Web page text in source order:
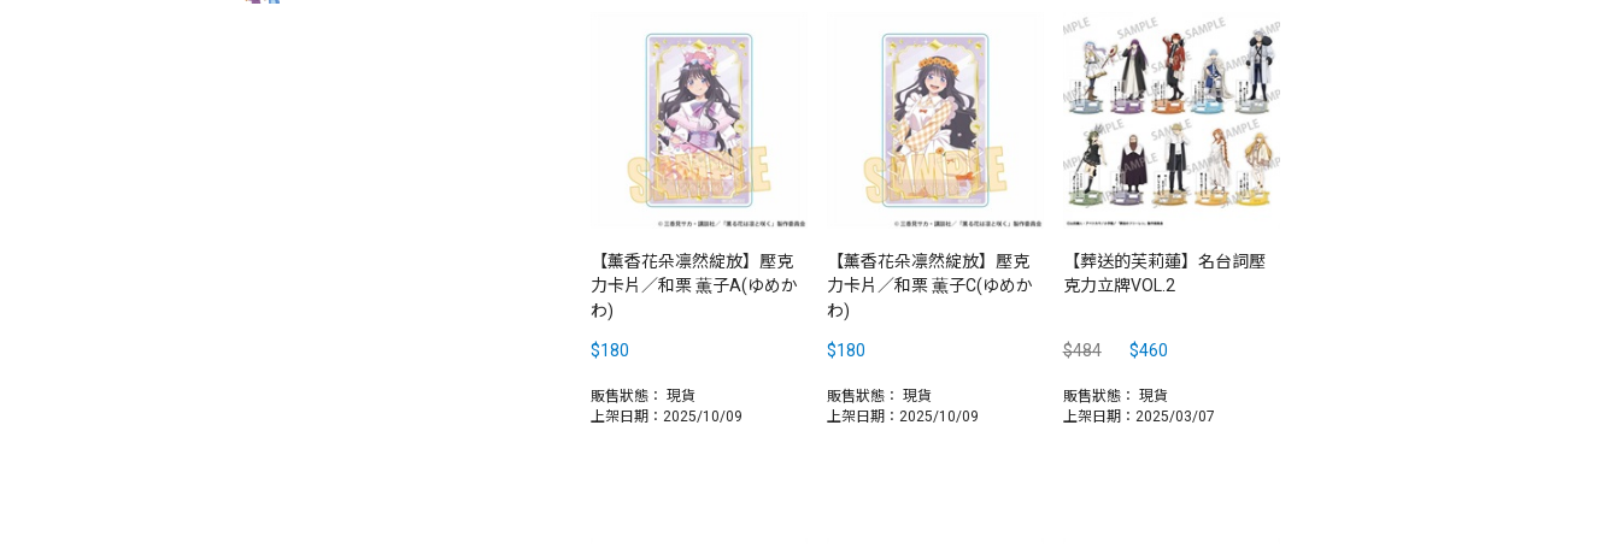
【薰香花朵凛然綻放】壓克
力卡片／和栗 薫子A(ゆめか
わ)
$180
販售狀態： 現貨
上架日期：2025/10/09
【薰香花朵凛然綻放】壓克
力卡片／和栗 薫子C(ゆめか
わ)
$180
販售狀態： 現貨
上架日期：2025/10/09
【葬送的芙莉蓮】名台詞壓
克力立牌VOL.2
$484 $460
販售狀態： 現貨
上架日期：2025/03/07